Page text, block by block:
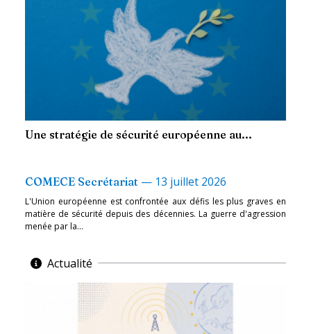
Une stratégie de sécurité européenne au...
COMECE Secrétariat — 13 juillet 2026
L'Union européenne est confrontée aux défis les plus graves en
matière de sécurité depuis des décennies. La guerre d'agression
menée par la...
Actualité